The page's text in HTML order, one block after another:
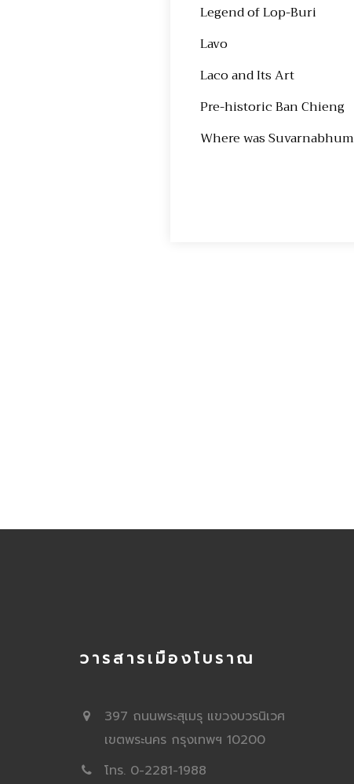
Legend of Lop-Buri
Lavo
Laco and Its Art
Pre-historic Ban Chieng
Where was Suvarnabhum
วารสารเมืองโบราณ
397 ถนนพระสุเมรุ แขวงบวรนิเวศ
เขตพระนคร กรุงเทพฯ 10200
โทร. 0-2281-1988